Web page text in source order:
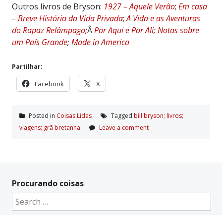
Outros livros de Bryson: 1927 – Aquele Verão; Em casa
– Breve História da Vida Privada;A Vida e as Aventuras
do Rapaz Relâmpago;ÂPor Aqui e Por Ali;Notas sobre
um País Grande;Made in America
Partilhar:
Facebook X
Posted in Coisas Lidas Tagged bill bryson; livros;
viagens; grã bretanha
Leave a comment
Procurando coisas
Search
for: